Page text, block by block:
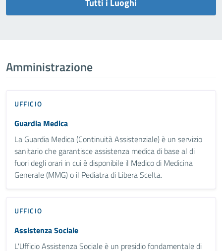
Amministrazione
UFFICIO
Guardia Medica
La Guardia Medica (Continuità Assistenziale) è un servizio
sanitario che garantisce assistenza medica di base al di
fuori degli orari in cui è disponibile il Medico di Medicina
Generale (MMG) o il Pediatra di Libera Scelta.
UFFICIO
Assistenza Sociale
L'Ufficio Assistenza Sociale è un presidio fondamentale di